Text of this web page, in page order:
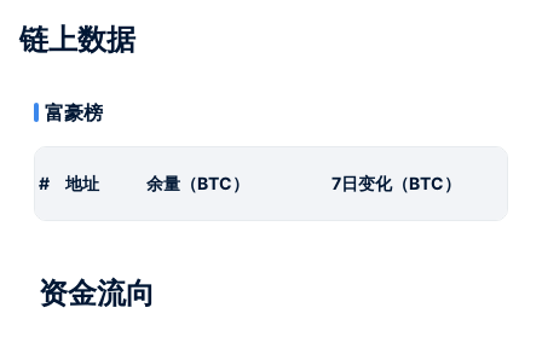
链上数据
富豪榜
# 地址 余量（BTC） 7日变化（BTC）
资金流向